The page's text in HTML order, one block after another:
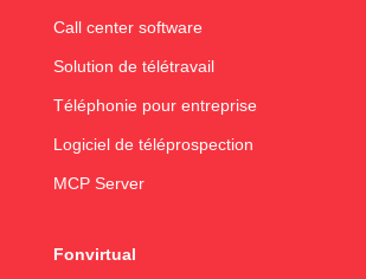
Call center software
Solution de télétravail
Téléphonie pour entreprise
Logiciel de téléprospection
MCP Server
Fonvirtual